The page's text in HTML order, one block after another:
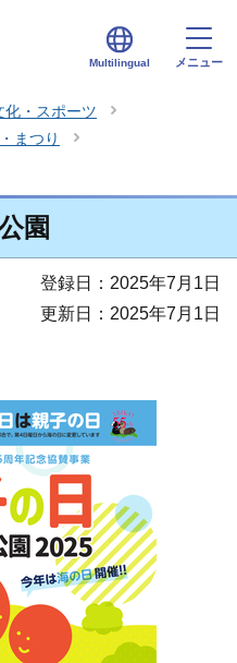
Multilingual メニュー
化・スポーツ
まつり
園
登録日：2025年7月1日
更新日：2025年7月1日